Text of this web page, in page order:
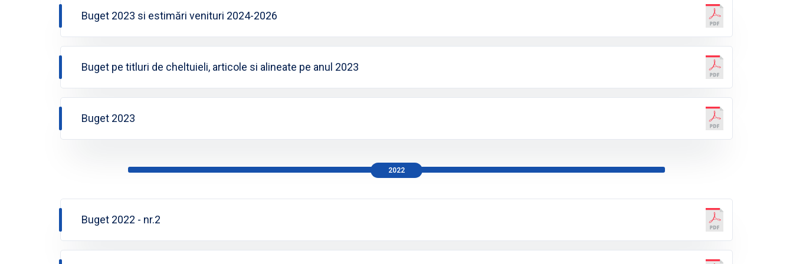
Buget 2023 si estimări venituri 2024-2026
Buget pe titluri de cheltuieli, articole si alineate pe anul 2023
Buget 2023
Buget 2022 - nr.2
2022